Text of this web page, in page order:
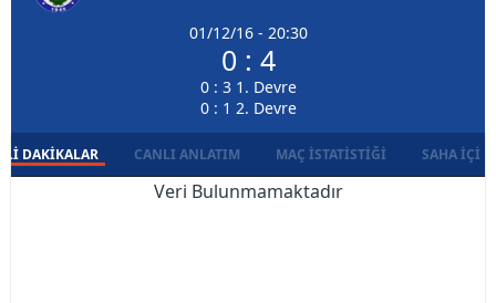
01/12/16 - 20:30
0 : 4
0 : 3 1. Devre
0 : 1 2. Devre
DAKIKALAR CANLI ANLATIM MAÇ İSTATISTIĞI SAHA İÇI
Veri Bulunmamaktadır